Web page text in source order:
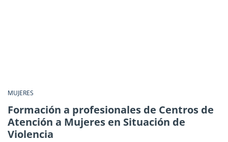
MUJERES
Formación a profesionales de Centros de
Atención a Mujeres en Situación de
Violencia